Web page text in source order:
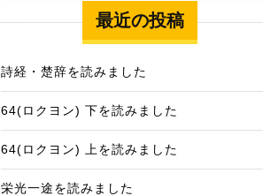
最近の投稿
詩経・楚辞を読みました
64(ロクヨン) 下を読みました
64(ロクヨン) 上を読みました
栄光一途を読みました